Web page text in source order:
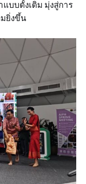
บบดั้งเดิม มุ่งสู่การ
ยิ่งขึ้น